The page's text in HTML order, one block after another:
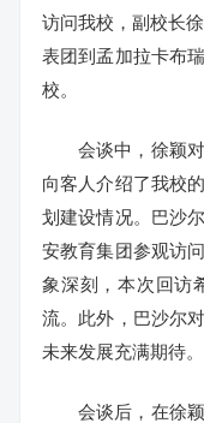
访问我校，副校长
表团到孟加拉卡布
校。
会谈中，徐颖
向客人介绍了我校
划建设情况。巴沙
安教育集团参观访
象深刻，本次回访
流。此外，巴沙尔
未来发展充满期待。
会谈后，在徐